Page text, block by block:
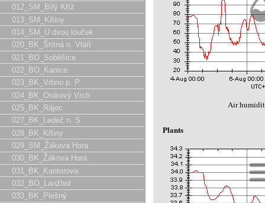
012_SM_Bílý Kříž
013_SM_Křtiny
014_SM_U dvou louček
020_BK_Štítná n. Vláří
021_BO_Soběšice
022_BO_Kanice
023_BK_Vrbno p. P.
024_BK_Osikový Vrch
025_BK_Rájec
027_BK_Ledeč n. S
028_BK_Křtiny
029_SM_Žákova Hora
030_BK_Žákova Hora
031_BK_Kantorova
032_BO_Lanžhot
033_BK_Plešný
Air
Plants